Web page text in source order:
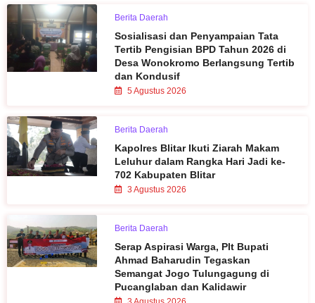
Berita Daerah
Sosialisasi dan Penyampaian Tata
Tertib Pengisian BPD Tahun 2026 di
Desa Wonokromo Berlangsung Tertib
dan Kondusif
5 Agustus 2026
Berita Daerah
Kapolres Blitar Ikuti Ziarah Makam
Leluhur dalam Rangka Hari Jadi ke-
702 Kabupaten Blitar
3 Agustus 2026
Berita Daerah
Serap Aspirasi Warga, Plt Bupati
Ahmad Baharudin Tegaskan
Semangat Jogo Tulungagung di
Pucanglaban dan Kalidawir